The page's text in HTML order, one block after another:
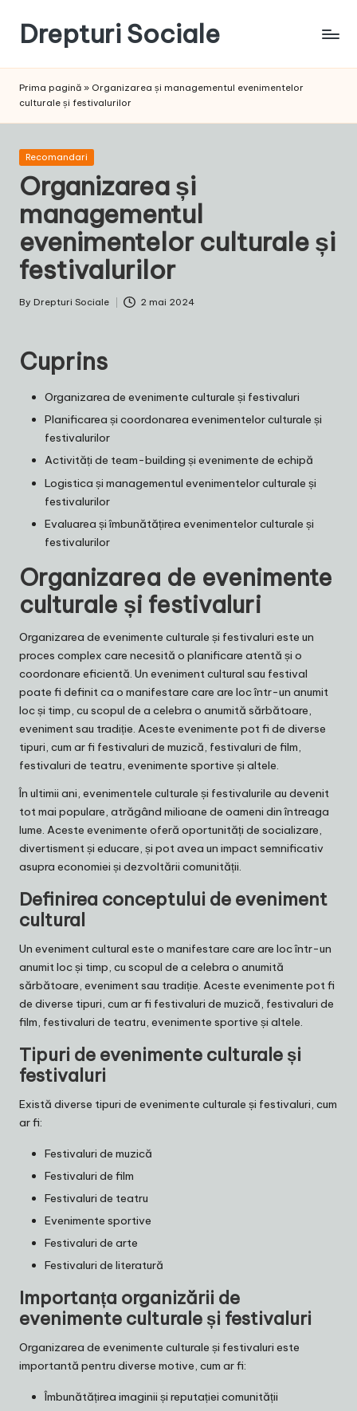
content
Drepturi Sociale
Sociale:
Schimbarea
Noastră!
Prima pagină » Organizarea și managementul evenimentelor
culturale și festivalurilor
Posted
Recomandari
Organizarea și
managementul
evenimentelor culturale și
festivalurilor
Posted
By Drepturi Sociale 2 mai 2024
Cuprins
Organizarea de evenimente culturale și festivaluri
Planificarea și coordonarea evenimentelor culturale și
festivalurilor
Activități de team-building și evenimente de echipă
Logistica și managementul evenimentelor culturale și
festivalurilor
Evaluarea și îmbunătățirea evenimentelor culturale și
festivalurilor
Organizarea de evenimente
culturale și festivaluri
Organizarea de evenimente culturale și festivaluri este un
proces complex care necesită o planificare atentă și o
coordonare eficientă. Un eveniment cultural sau festival
poate fi definit ca o manifestare care are loc într-un anumit
loc și timp, cu scopul de a celebra o anumită sărbătoare,
eveniment sau tradiție. Aceste evenimente pot fi de diverse
tipuri, cum ar fi festivaluri de muzică, festivaluri de film,
festivaluri de teatru, evenimente sportive și altele.
În ultimii ani, evenimentele culturale și festivalurile au devenit
tot mai populare, atrăgând milioane de oameni din întreaga
lume. Aceste evenimente oferă oportunități de socializare,
divertisment și educare, și pot avea un impact semnificativ
asupra economiei și dezvoltării comunității.
Definirea conceptului de eveniment
cultural
Un eveniment cultural este o manifestare care are loc într-un
anumit loc și timp, cu scopul de a celebra o anumită
sărbătoare, eveniment sau tradiție. Aceste evenimente pot fi
de diverse tipuri, cum ar fi festivaluri de muzică, festivaluri de
film, festivaluri de teatru, evenimente sportive și altele.
Tipuri de evenimente culturale și
festivaluri
Există diverse tipuri de evenimente culturale și festivaluri, cum
ar fi:
Festivaluri de muzică
Festivaluri de film
Festivaluri de teatru
Evenimente sportive
Festivaluri de arte
Festivaluri de literatură
Importanța organizării de
evenimente culturale și festivaluri
Organizarea de evenimente culturale și festivaluri este
importantă pentru diverse motive, cum ar fi:
Îmbunătățirea imaginii și reputației comunității